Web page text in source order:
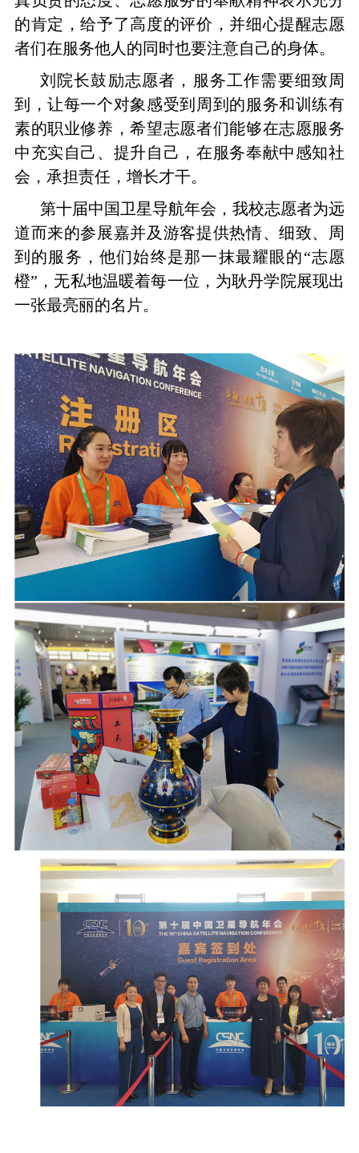
的肯定，给予了高度的评价，并细心提醒志愿
者们在服务他人的同时也要注意自己的身体。
刘院长鼓励志愿者，服务工作需要细致周
到，让每一个对象感受到周到的服务和训练有
素的职业修养，希望志愿者们能够在志愿服务
中充实自己、提升自己，在服务奉献中感知社
会，承担责任，增长才干。
第十届中国卫星导航年会，我校志愿者为远
道而来的参展嘉并及游客提供热情、细致、周
到的服务，他们始终是那一抹最耀眼的“志愿
橙”，无私地温暖着每一位，为耿丹学院展现出
一张最亮丽的名片。